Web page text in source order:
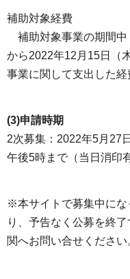
補助対象経費
補助対象事業の期間中
から2022年12月15日（
事業に関して支出した経
(3)申請時期
2次募集：2022年5月27
午後5時まで（当日消印
※本サイトで募集中にな
り、予告なく公募を終
関へお問い合せください